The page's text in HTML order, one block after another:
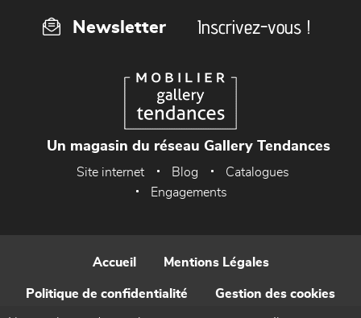
Newsletter Inscrivez-vous !
Un magasin du réseau Gallery Tendances
Site internet Blog
Catalogues
Engagements
Accueil Mentions Légales
Politique de confidentialité Gestion des cookies